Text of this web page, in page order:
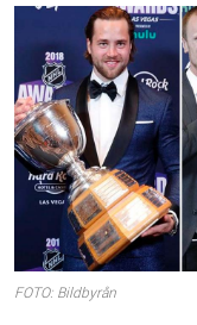
FOTO: Bildbyrån